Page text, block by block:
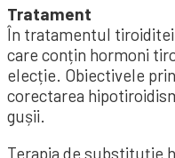
Tratament
În tratamentul
care conțin hormoni
elecție. Obiectivele
corectarea
gușii.
Terapia de substituție